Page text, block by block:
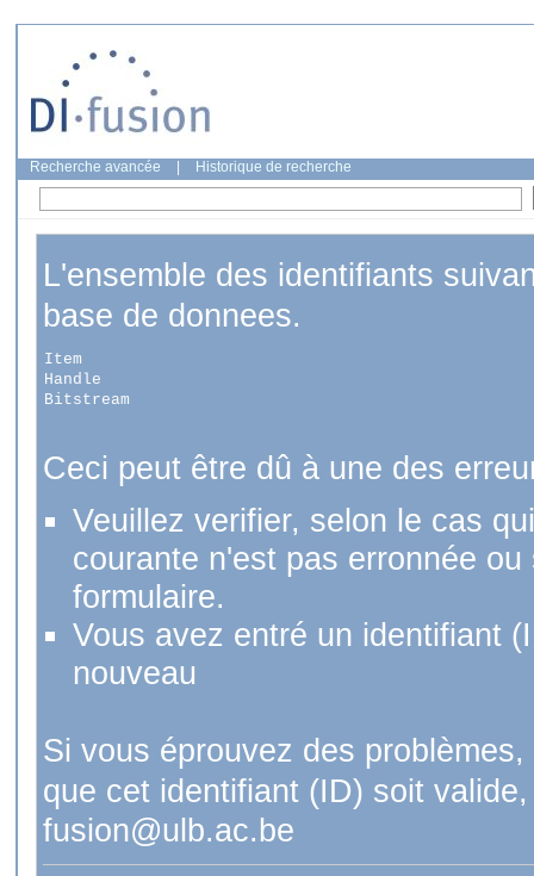
Recherche avancée Historique de recherche
L'ensemble des identifiants
base de donnees.
Item
Handle
Bitstream
Ceci peut être dû à une des
Veuillez verifier, selon le cas
courante n'est pas erronnée
formulaire.
Vous avez entré un identifiant
nouveau
Si vous éprouvez des
que cet identifiant (ID) soit
fusion@ulb.ac.be